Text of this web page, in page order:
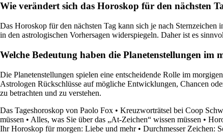
Wie verändert sich das Horoskop für den nächsten
Das Horoskop für den nächsten Tag kann sich je nach Sternzeichen
in den astrologischen Vorhersagen widerspiegeln. Daher ist es
Welche Bedeutung haben die Planetenstellungen im
Die Planetenstellungen spielen eine entscheidende Rolle im
Astrologen Rückschlüsse auf mögliche Entwicklungen, Chancen
zu betrachten und zu verstehen.
Das Tageshoroskop von Paolo Fox • Kreuzworträtsel bei Coop
müssen • Alles, was Sie über das „At-Zeichen“ wissen müssen •
Ihr Horoskop für morgen: Liebe und mehr • Durchmesser Zeichen: